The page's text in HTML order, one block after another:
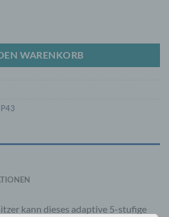
WARENKORB
kann dieses adaptive 5-stufige